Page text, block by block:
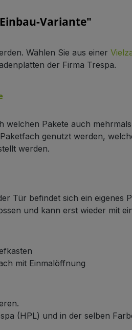
Variante"
Wählen Sie aus einer
der Firma Trespa.
Pakete auch
genutzt werden,
werden.
Tür befindet sich ein eigenes
und kann erst wieder mit
mit Einmalöffnung
(HPL) und in der selben